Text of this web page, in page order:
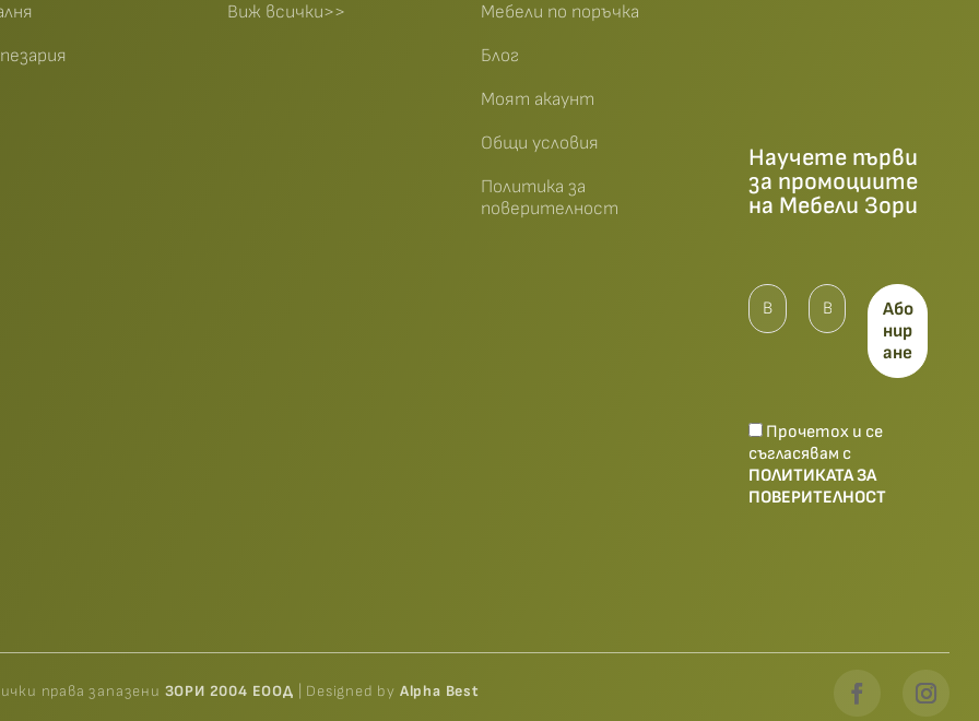
Виж всички>>
Мебели по поръчка
Блог
Моят акаунт
Общи условия
Политика за
поверителност
Научете първи
за промоциите
на Мебели Зори
Прочетох и се
съгласявам с
ПОЛИТИКАТА ЗА
ПОВЕРИТЕЛНОСТ
права запазени ЗОРИ 2004 ЕООД | Designed by Alpha Best